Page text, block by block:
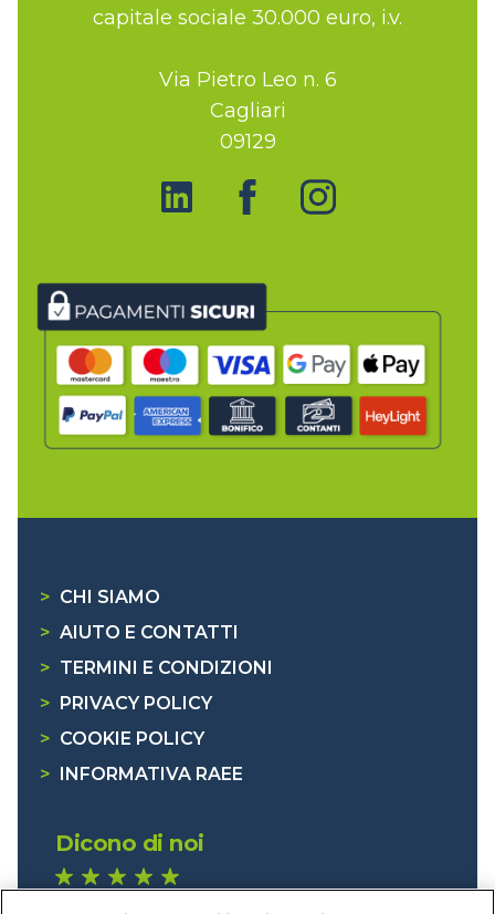
capitale sociale 30.000 euro, i.v.
Via Pietro Leo n. 6
Cagliari
09129
> CHI SIAMO
> AIUTO E CONTATTI
> TERMINI E CONDIZIONI
>
PRIVACY POLICY
> COOKIE POLICY
>
INFORMATIVA RAEE
Dicono di noi